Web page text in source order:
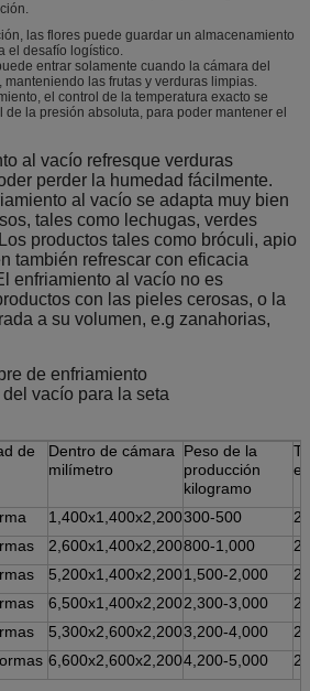
las flores puede guardar un almacenamiento
el desafío logístico.
entrar solamente cuando la cámara del
las frutas y verduras limpias.
el control de la temperatura exacto se
de la presión absoluta, para poder mantener el
al vacío refresque verduras
perder la humedad fácilmente.
al vacío se adapta muy bien
tales como lechugas, verdes
productos tales como bróculi, apio
también refrescar con eficacia
enfriamiento al vacío no es
con las pieles cerosas, o la
a su volumen, e.g zanahorias,
de
Dentro de cámara
milímetro
Peso de la
producción
kilogramo
1,400x1,400x2,200300-500
2,600x1,400x2,200800-1,000
5,200x1,400x2,2001,500-2,000
6,500x1,400x2,2002,300-3,000
5,300x2,600x2,2003,200-4,000
6,600x2,600x2,2004,200-5,000